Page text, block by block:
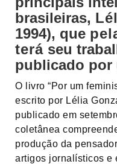
brasileiras,
1994), que
terá seu
publicado por
O livro “Por um
escrito por Lélia
publicado em
coletânea
produção da
artigos jornalísticos e